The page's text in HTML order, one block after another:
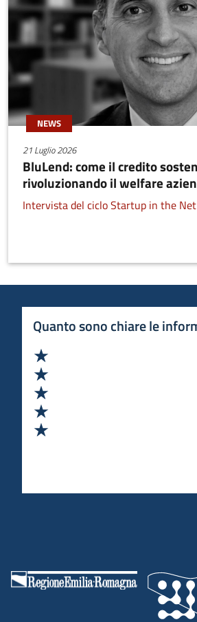
NEWS
21 Luglio 2026
BluLend: come il credito
rivoluzionando il welfare
Intervista del ciclo Startup in the Net
Quanto sono chiare le